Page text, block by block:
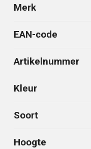
Merk
EAN-code
Artikelnummer
Kleur
Soort
Hoogte